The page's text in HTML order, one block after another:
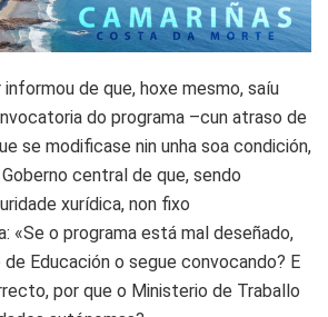
de que, hoxe mesmo, saíu
do programa –cun atraso de
se modificase nin unha soa condición,
central de que, sendo
xurídica, non fixo
«Se o programa está mal deseñado,
Educación o segue convocando? E
por que o Ministerio de Traballo